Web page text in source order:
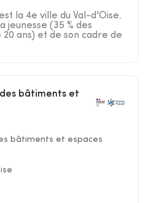
la 4e ville du Val-d'Oise.
jeunesse (35 % des
ans) et de son cadre de
bâtiments et espaces